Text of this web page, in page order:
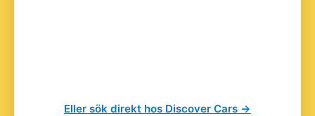
Eller sök direkt hos Discover Cars →